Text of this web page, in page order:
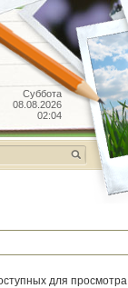
Суббота
08.08.2026
02:04
для просмотра